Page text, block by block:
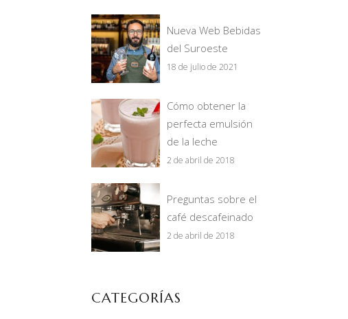
Nueva Web Bebidas
del Suroeste
18 de julio de 2021
Cómo obtener la
perfecta emulsión
de la leche
2 de abril de 2018
Preguntas sobre el
café descafeinado
2 de abril de 2018
CATEGORÍAS